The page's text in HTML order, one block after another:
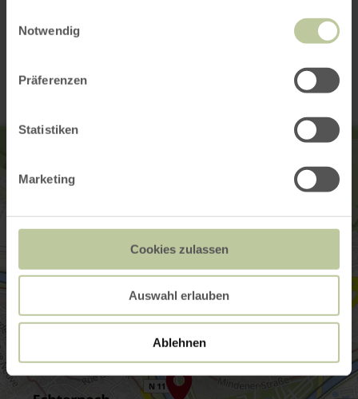
Notwendig
Präferenzen
Statistiken
Marketing
Cookies zulassen
Auswahl erlauben
Ablehnen
Contact